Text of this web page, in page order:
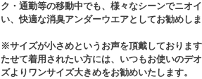
ク・通勤等の移動中でも、様々なシーンでニオ
い、快適な消臭アンダーウエアとしてお勧めしま
※サイズが小さめというお声を頂戴しておりま
たせて着用されたい方には、いつもお使いのデ
ズよりワンサイズ大きめをお勧めいたします。